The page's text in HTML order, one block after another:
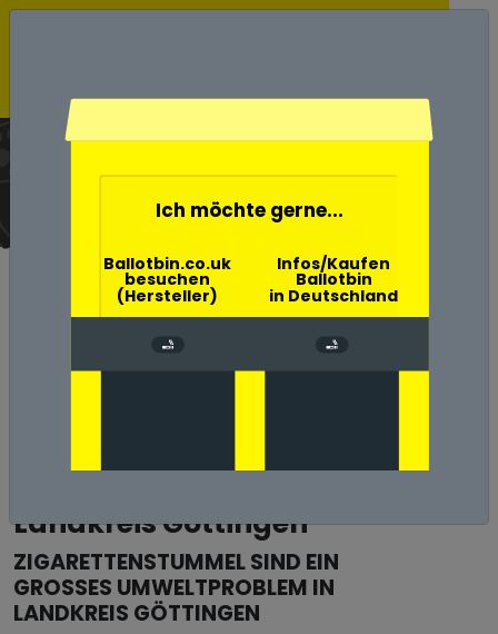
Umwelt-, Natur- und
Klimaschutz in Göttingen
Landkreis Göttingen
ZIGARETTENSTUMMEL SIND EIN
GROSSES UMWELTPROBLEM IN L
ANDKREIS GÖTTINGEN
Ich möchte gerne...
Ballotbin.co.uk
besuchen
(Hersteller)
Infos/Kaufen
Ballotbin
in Deutschland